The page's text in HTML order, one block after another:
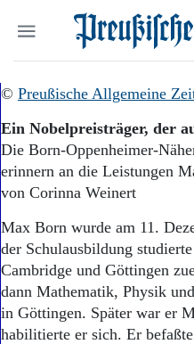
Berlin-
Danzig
Suchen und finden
© Preußische Allgemeine
Ein Nobelpreisträger, der
Die Born-Oppenheimer-
erinnern an die Leistungen
von Corinna Weinert
Max Born wurde am 11.
der Schulausbildung
Cambridge und Göttingen
dann Mathematik, Physik
in Göttingen. Später war er
habilitierte er sich. Er